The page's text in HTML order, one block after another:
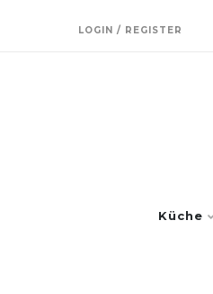
LOGIN / REGISTER
Küche